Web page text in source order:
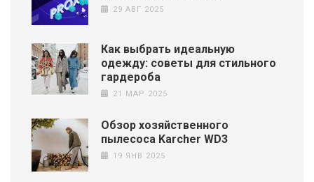
29 АВГ 2025
Как выбрать идеальную
одежду: советы для стильного
гардероба
21 МАР 2025
Обзор хозяйственного
пылесоса Karcher WD3
19 ЯНВ 2025